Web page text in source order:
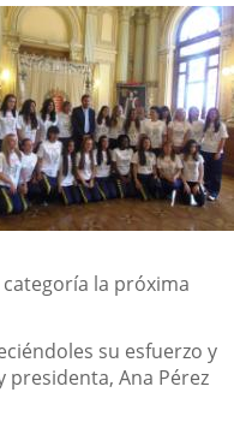
la próxima
su esfuerzo y
presidenta, Ana Pérez